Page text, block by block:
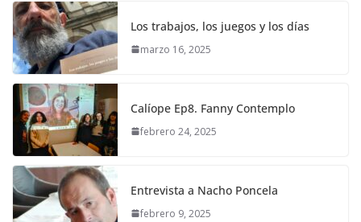
Los trabajos, los juegos y los días
marzo 16, 2025
Calíope Ep8. Fanny Contemplo
febrero 24, 2025
Entrevista a Nacho Poncela
febrero 9, 2025